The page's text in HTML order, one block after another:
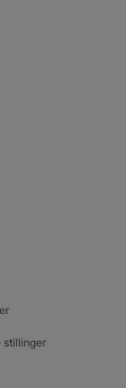
stillinger